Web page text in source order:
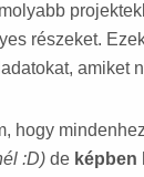
részeket.
amiket
hogy
:D) de képben